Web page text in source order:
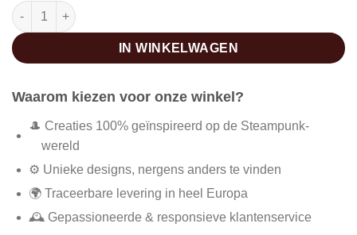
Vintage steampunk vliegtuig schilderij aantal
IN WINKELWAGEN
Waarom kiezen voor onze winkel?
🎩 Creaties 100% geïnspireerd op de Steampunk-
wereld
⚙️ Unieke designs, nergens anders te vinden
🌍 Traceerbare levering in heel Europa
🕰️ Gepassioneerde & responsieve klantenservice